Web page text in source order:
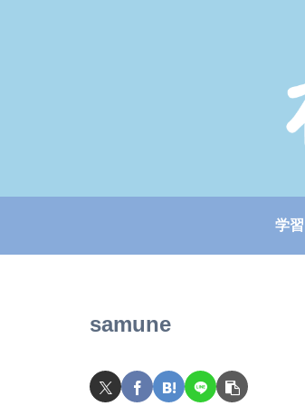
学習
samune